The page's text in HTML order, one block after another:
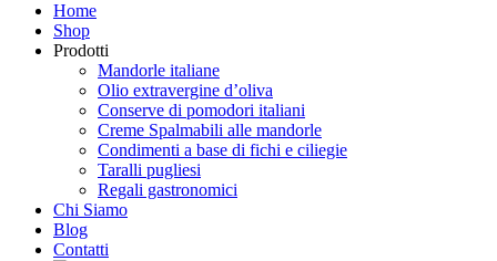
Home
Shop
Prodotti
Mandorle italiane
Olio extravergine d’oliva
Conserve di pomodori italiani
Creme Spalmabili alle mandorle
Condimenti a base di fichi e ciliegie
Taralli pugliesi
Regali gastronomici
Chi Siamo
Blog
Contatti